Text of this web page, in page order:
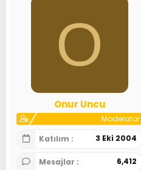
O
Onur Uncu
Moderator
Katılım
3 Eki 2004
Mesajlar 6,412